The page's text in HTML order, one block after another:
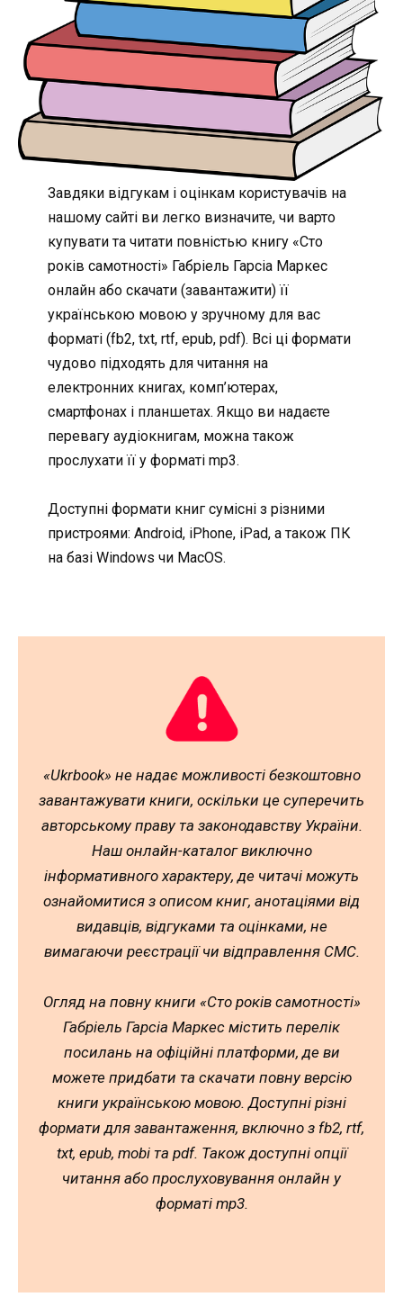
Завдяки відгукам і оцінкам користувачів на
нашому сайті ви легко визначите, чи варто
купувати та читати повністью книгу «Сто
років самотності» Габріель Гарсіа Маркес
онлайн або скачати (завантажити) її
українською мовою у зручному для вас
форматі (fb2, txt, rtf, epub, pdf). Всі ці формати
чудово підходять для читання на
електронних книгах, комп’ютерах,
смартфонах і планшетах. Якщо ви надаєте
перевагу аудіокнигам, можна також
прослухати її у форматі mp3.
Доступні формати книг сумісні з різними
пристроями: Android, iPhone, iPad, а також ПК
на базі Windows чи MacOS.
«Ukrbook» не надає можливості безкоштовно
завантажувати книги, оскільки це суперечить
авторському праву та законодавству України.
Наш онлайн-каталог виключно
інформативного характеру, де читачі можуть
ознайомитися з описом книг, анотаціями від
видавців, відгуками та оцінками, не
вимагаючи реєстрації чи відправлення СМС.
Огляд на повну книги «Сто років самотності»
Габріель Гарсіа Маркес містить перелік
посилань на офіційні платформи, де ви
можете придбати та скачати повну версію
книги українською мовою. Доступні різні
формати для завантаження, включно з fb2, rtf,
txt, epub, mobi та pdf. Також доступні опції
читання або прослуховування онлайн у
форматі mp3.